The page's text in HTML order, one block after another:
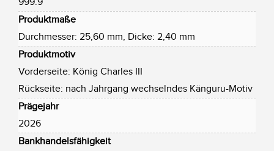
Produktmaße
Durchmesser: 25,60 mm, Dicke: 2,40 mm
Produktmotiv
Vorderseite: König Charles III
Rückseite: nach Jahrgang wechselndes Känguru-Motiv
Prägejahr
2026
Bankhandelsfähigkeit